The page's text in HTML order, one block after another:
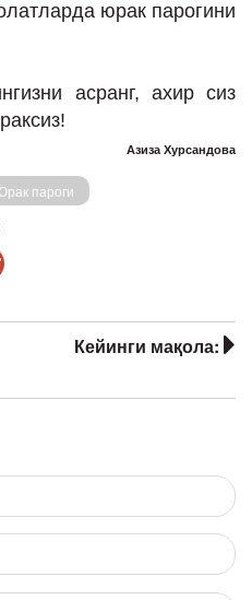
юрак парогини
асранг, ахир сиз
Азиза Хурсандова
пароги
Кейинги мақола: